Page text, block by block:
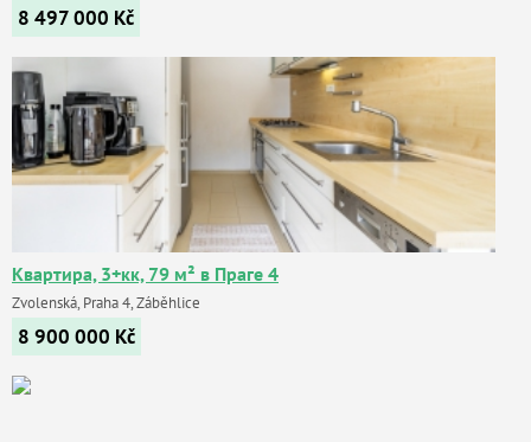
8 497 000 Kč
Квартира, 3+кк, 79 м² в Праге 4
Zvolenská, Praha 4, Záběhlice
8 900 000 Kč